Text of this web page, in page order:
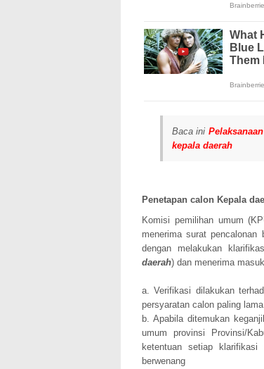
Baca ini
kepala daerah
Penetapan calon Kepala
Komisi pemilihan umum
menerima surat pencalonan
dengan melakukan
daerah) dan menerima
a. Verifikasi dilakukan
persyaratan calon paling
b. Apabila ditemukan
umum provinsi Provinsi/
ketentuan setiap
berwenang